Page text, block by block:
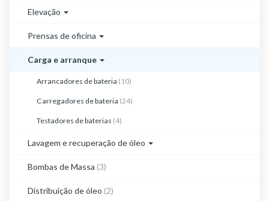
Elevação
Prensas de oficina
Carga e arranque
Arrancadores de bateria (10)
Carregadores de bateria (24)
Testadores de baterias (4)
Lavagem e recuperação de óleo
Bombas de Massa (3)
Distribuição de óleo (2)